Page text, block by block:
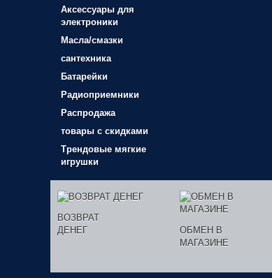
Аксессуары для
электроники
Масла/смазки
сантехника
Батарейки
Радиоприемники
Распродажа
товары с скидками
Трендовые мягкие
игрушки
ВОЗВРАТ
ДЕНЕГ
ОБМЕН В
МАГАЗИНЕ